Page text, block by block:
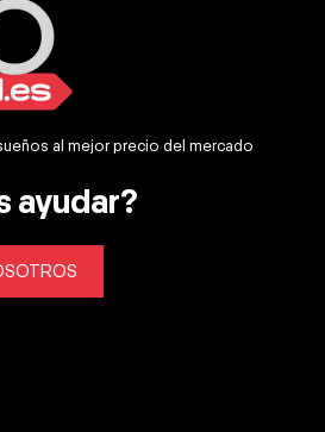
al mejor precio del mercado
ayudar?